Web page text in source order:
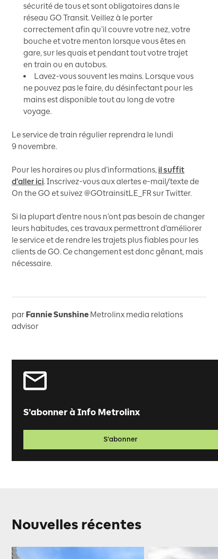
sécurité de tous et sont obligatoires dans le
réseau GO Transit. Veillez à le porter
correctement afin qu’il couvre votre nez, votre
bouche et votre menton lorsque vous êtes en
gare, sur les quais et pendant tout votre trajet
en train ou en autobus.
Lavez-vous souvent les mains. Lorsque vous
ne pouvez pas le faire, du désinfectant pour les
mains est disponible tout au long de votre
voyage.
Le service de train régulier reprendra le lundi
9 novembre.
Pour les horaires ou plus d’informations, il suffit
d’aller ici. Inscrivez-vous aux alertes e-mail/texte de
On the GO et suivez @GOtrainsitLE_FR sur Twitter.
Si la plupart d’entre nous n’ont pas besoin de changer
leurs habitudes, ces travaux permettront d’améliorer
le service et de rendre les trajets plus fiables pour les
clients de GO. Ce changement est donc gênant, mais
nécessaire.
par Fannie Sunshine Metrolinx media relations
advisor
S’abonner à Info Metrolinx
S’abonner
Nouvelles récentes